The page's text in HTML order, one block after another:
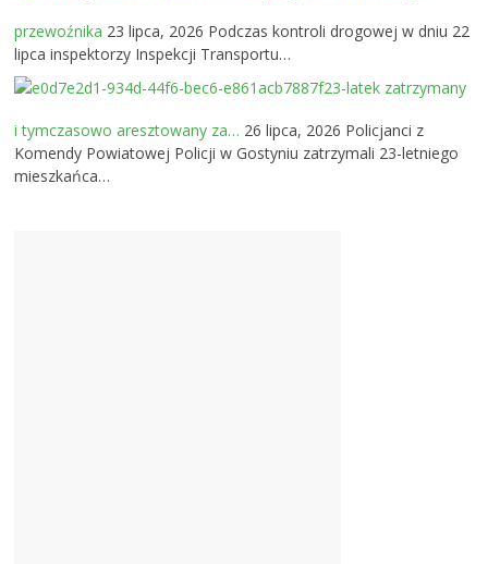
przewoźnika 23 lipca, 2026 Podczas kontroli drogowej w dniu 22
lipca inspektorzy Inspekcji Transportu…
23-latek zatrzymany
i tymczasowo aresztowany za… 26 lipca, 2026 Policjanci z
Komendy Powiatowej Policji w Gostyniu zatrzymali 23-letniego
mieszkańca…